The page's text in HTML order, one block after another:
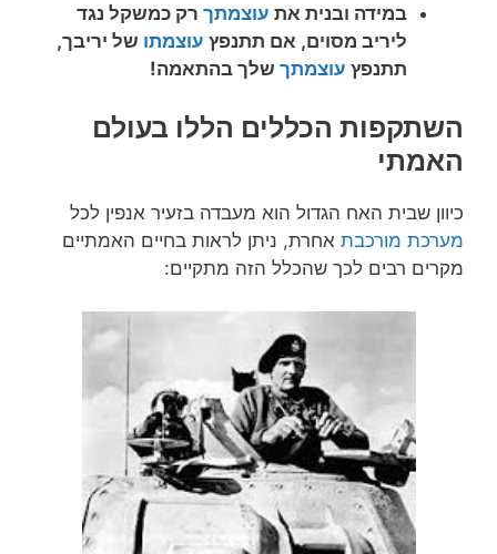
במידה ובנית את עוצמתך רק כמשקל נגד
ליריב מסוים, אם תתנפץ עוצמתו של יריבך,
תתנפץ עוצמתך שלך בהתאמה!
השתקפות הכללים הללו בעולם
האמתי
כיוון שבית האח הגדול הוא מעבדה בזעיר אנפין לכל
מערכת מורכבת אחרת, ניתן לראות בחיים האמתיים
מקרים רבים לכך שהכלל הזה מתקיים: